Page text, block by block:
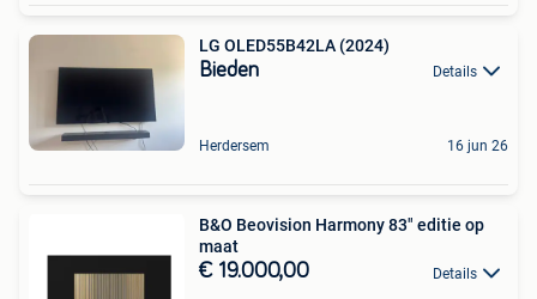
LG OLED55B42LA (2024)
Bieden Details
Herdersem 16 jun 26
B&O Beovision Harmony 83" editie op
maat
€ 19.000,00 Details